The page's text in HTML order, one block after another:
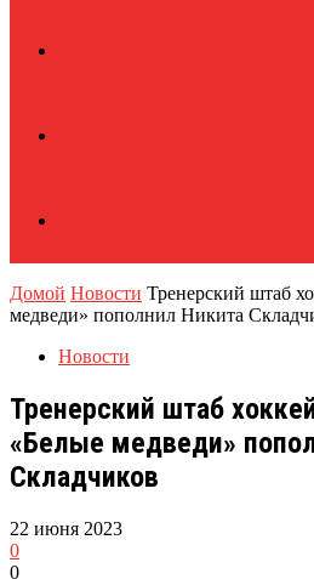
Домой Новости Тренерский штаб
медведи» пополнил Никита
Новости
Тренерский штаб
«Белые медведи»
Складчиков
22 июня 2023
0
0